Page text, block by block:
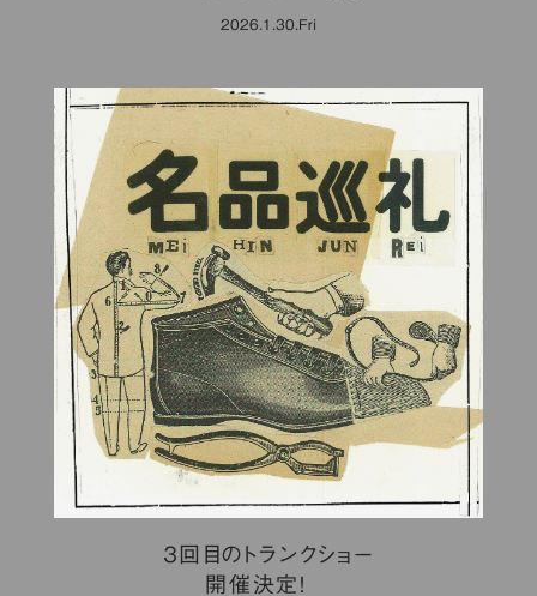
2026.1.30.Fri
３回目のトランクショー
開催決定！